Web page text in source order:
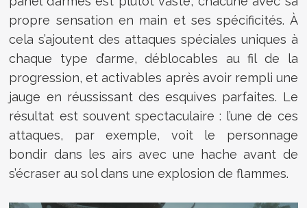
propre sensation en main et ses spécificités. À
cela s’ajoutent des attaques spéciales uniques à
chaque type d’arme, déblocables au fil de la
progression, et activables après avoir rempli une
jauge en réussissant des esquives parfaites. Le
résultat est souvent spectaculaire : l’une de ces
attaques, par exemple, voit le personnage
bondir dans les airs avec une hache avant de
s’écraser au sol dans une explosion de flammes.